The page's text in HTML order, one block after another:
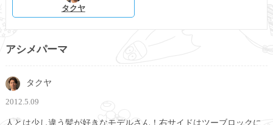
タクヤ
アシメパーマ
タクヤ
2012.5.09
人とは少し違う髪が好きなモデルさん！右サイドはツーブロックに